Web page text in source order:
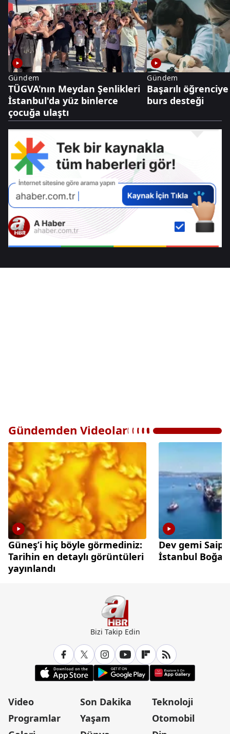
Gündem
TÜGVA'nın Meydan Şenlikleri
İstanbul'da yüz binlerce
çocuğa ulaştı
Gündem
Başarılı
burs desteği
Gündemden Videolar
Güneş’i hiç böyle görmediniz:
Tarihin en detaylı görüntüleri
yayınlandı
Dev gemi
İstanbul
Bizi Takip Edin
Video
Programlar
Son Dakika
Yaşam
Teknoloji
Otomobil